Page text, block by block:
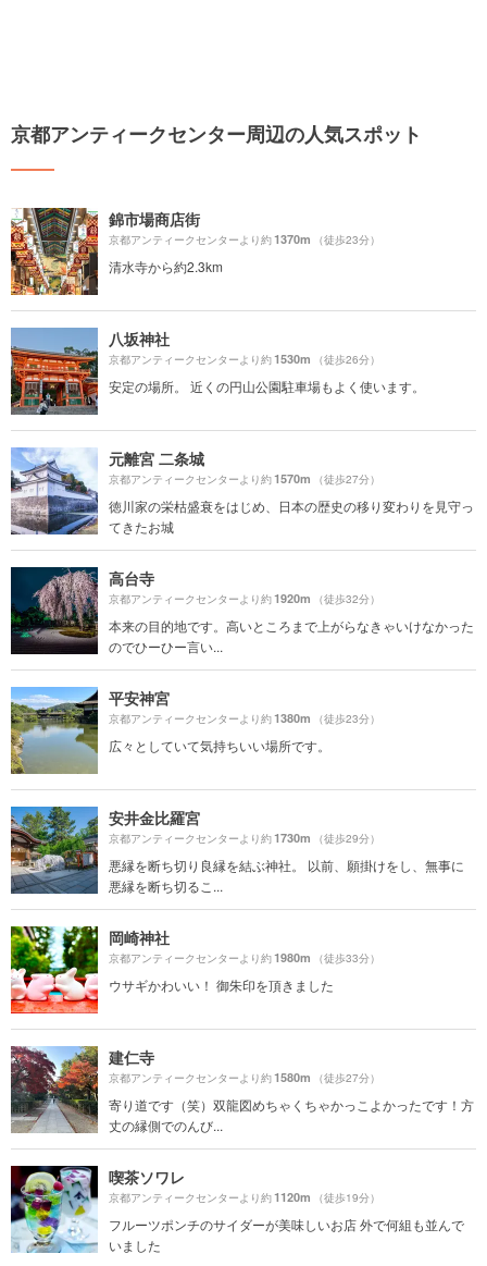
京都アンティークセンター周辺の人気スポット
錦市場商店街
京都アンティークセンターより約1370m （徒歩23分）
清水寺から約2.3km
八坂神社
京都アンティークセンターより約1530m （徒歩26分）
安定の場所。 近くの円山公園駐車場もよく使います。
元離宮 二条城
京都アンティークセンターより約1570m （徒歩27分）
徳川家の栄枯盛衰をはじめ、日本の歴史の移り変わりを見守っ
てきたお城
高台寺
京都アンティークセンターより約1920m （徒歩32分）
本来の目的地です。高いところまで上がらなきゃいけなかった
のでひーひー言い...
平安神宮
京都アンティークセンターより約1380m （徒歩23分）
広々としていて気持ちいい場所です。
安井金比羅宮
京都アンティークセンターより約1730m （徒歩29分）
悪縁を断ち切り良縁を結ぶ神社。 以前、願掛けをし、無事に
悪縁を断ち切るこ...
岡崎神社
京都アンティークセンターより約1980m （徒歩33分）
ウサギかわいい！ 御朱印を頂きました
建仁寺
京都アンティークセンターより約1580m （徒歩27分）
寄り道です（笑）双龍図めちゃくちゃかっこよかったです！方
丈の縁側でのんび...
喫茶ソワレ
京都アンティークセンターより約1120m （徒歩19分）
フルーツポンチのサイダーが美味しいお店 外で何組も並んで
いました